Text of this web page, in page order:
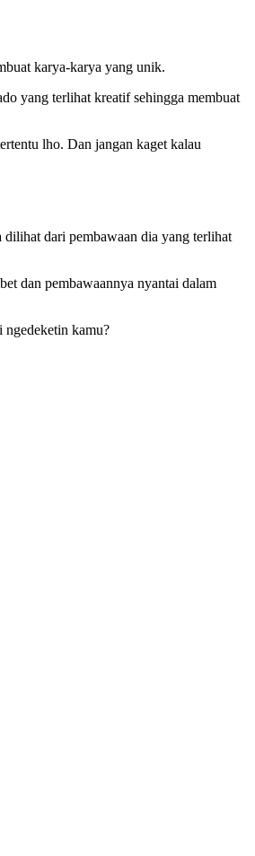
karya-karya yang unik.
yang terlihat kreatif sehingga membuat
lho. Dan jangan kaget kalau
dari pembawaan dia yang terlihat
dan pembawaannya nyantai dalam
ngedeketin kamu?